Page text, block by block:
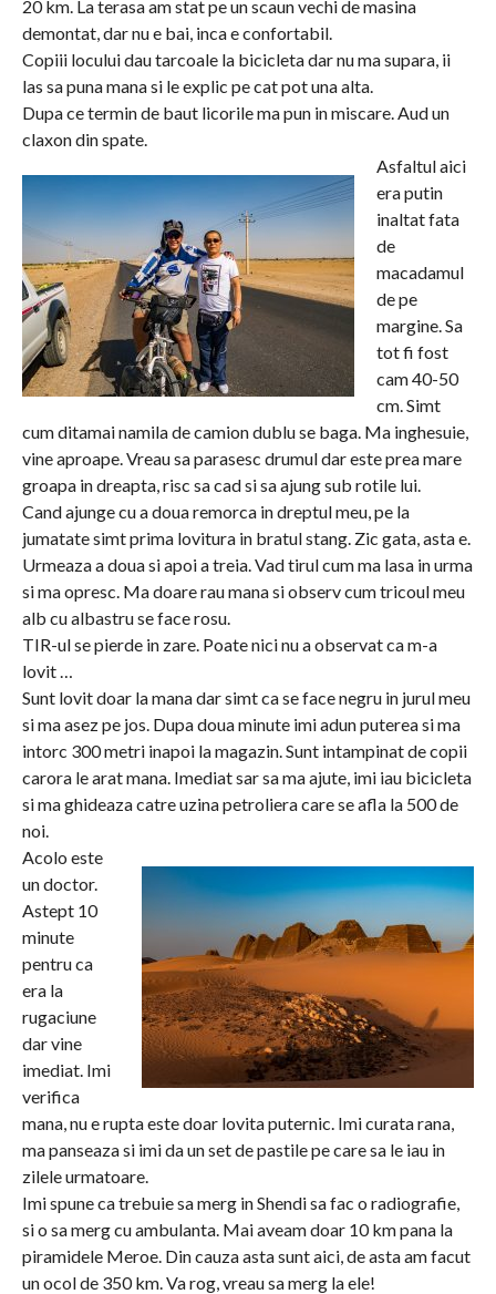
20 km. La terasa am stat pe un scaun vechi de masina
demontat, dar nu e bai, inca e confortabil.
Copiii locului dau tarcoale la bicicleta dar nu ma supara, ii
las sa puna mana si le explic pe cat pot una alta.
Dupa ce termin de baut licorile ma pun in miscare. Aud un
claxon din spate.
Asfaltul aici
era putin
inaltat fata
de
macadamul
de pe
margine. Sa
tot fi fost
cam 40-50
cm. Simt
cum ditamai namila de camion dublu se baga. Ma inghesuie,
vine aproape. Vreau sa parasesc drumul dar este prea mare
groapa in dreapta, risc sa cad si sa ajung sub rotile lui.
Cand ajunge cu a doua remorca in dreptul meu, pe la
jumatate simt prima lovitura in bratul stang. Zic gata, asta e.
Urmeaza a doua si apoi a treia. Vad tirul cum ma lasa in urma
si ma opresc. Ma doare rau mana si observ cum tricoul meu
alb cu albastru se face rosu.
TIR-ul se pierde in zare. Poate nici nu a observat ca m-a
lovit …
Sunt lovit doar la mana dar simt ca se face negru in jurul meu
si ma asez pe jos. Dupa doua minute imi adun puterea si ma
intorc 300 metri inapoi la magazin. Sunt intampinat de copii
carora le arat mana. Imediat sar sa ma ajute, imi iau bicicleta
si ma ghideaza catre uzina petroliera care se afla la 500 de
noi.
Acolo este
un doctor.
Astept 10
minute
pentru ca
era la
rugaciune
dar vine
imediat. Imi
verifica
mana, nu e rupta este doar lovita puternic. Imi curata rana,
ma panseaza si imi da un set de pastile pe care sa le iau in
zilele urmatoare.
Imi spune ca trebuie sa merg in Shendi sa fac o radiografie,
si o sa merg cu ambulanta. Mai aveam doar 10 km pana la
piramidele Meroe. Din cauza asta sunt aici, de asta am facut
un ocol de 350 km. Va rog, vreau sa merg la ele!